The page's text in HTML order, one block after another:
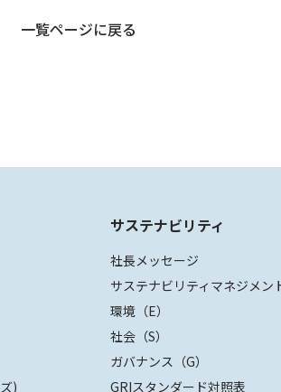
一覧ページに戻る
)
サステナビリティ
社長メッセージ
サステナビリティマネジメン
環境（E）
社会（S）
ガバナンス（G）
GRIスタンダード対照表